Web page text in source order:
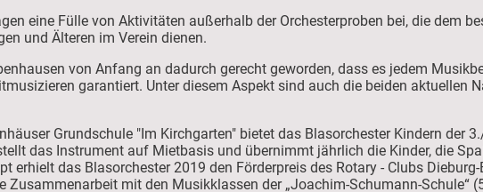
eine Fülle von Aktivitäten außerhalb der Orchesterproben bei, die dem
und Älteren im Verein dienen.
von Anfang an dadurch gerecht geworden, dass es jedem
garantiert. Unter diesem Aspekt sind auch die beiden aktuellen
Grundschule "Im Kirchgarten" bietet das Blasorchester Kindern der
das Instrument auf Mietbasis und übernimmt jährlich die Kinder, die
erhielt das Blasorchester 2019 den Förderpreis des Rotary
Zusammenarbeit mit den Musikklassen der „Joachim-Schumann-Schule“